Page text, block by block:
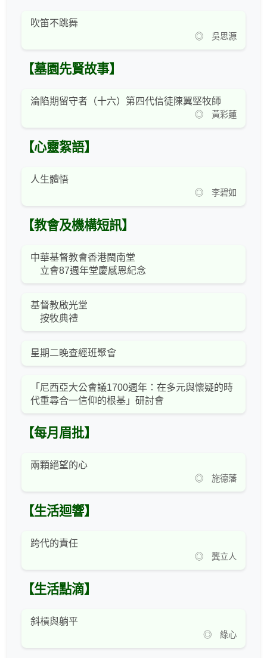
吹笛不跳舞
◎ 吳思源
【墓園先賢故事】
淪陷期留守者（十六）第四代信徒陳翼堅牧師
◎ 黃彩蓮
【心靈絮語】
人生體悟
◎ 李碧如
【教會及機構短訊】
中華基督教會香港閩南堂
立會87週年堂慶感恩紀念
基督教啟光堂
按牧典禮
星期二晚查經班聚會
「尼西亞大公會議1700週年：在多元與懷疑的時
代重尋合一信仰的根基」研討會
【每月眉批】
兩顆絕望的心
◎ 施德藩
【生活迴響】
跨代的責任
◎ 龔立人
【生活點滴】
斜槓與躺平
◎ 綠心